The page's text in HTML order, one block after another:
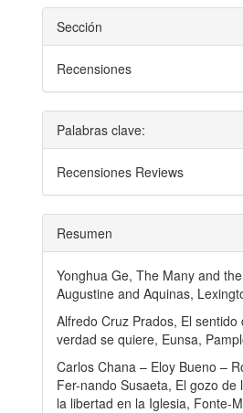
Sección
Recensiones
Palabras clave:
Recensiones Reviews
Resumen
Yonghua Ge, The Many and
Augustine and Aquinas,
Alfredo Cruz Prados, El
verdad se quiere, Eunsa,
Carlos Chana – Eloy Bueno –
Fer-nando Susaeta, El gozo
la libertad en la Iglesia, Fonte-